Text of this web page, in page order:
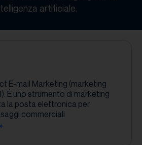
artificiale.
E-mail Marketing (marketing
È uno strumento di marketing
la posta elettronica per
commerciali